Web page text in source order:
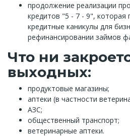
продолжение реализации
кредитов "5 - 7 - 9", которая
кредитные каникулы для
рефинансировании займов
Что ни
выходных:
продуктовые магазины;
аптеки (в частности
АЗС;
общественный транспорт;
ветеринарные аптеки.